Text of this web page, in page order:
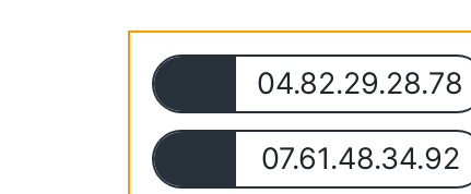
04.82.29.28.78
07.61.48.34.92